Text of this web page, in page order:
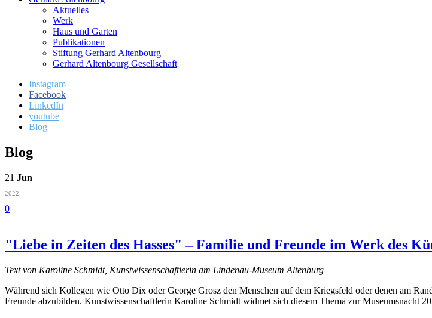
Aktuelles
Werk
Haus und Garten
Publikationen
Stiftung Gerhard Altenbourg
Gerhard Altenbourg Gesellschaft
Instagram
Facebook
LinkedIn
youtube
Blog
Blog
21 Jun
2022
0
"Liebe in Zeiten des Hasses" – Familie und Freunde im Werk des
Text von Karoline Schmidt, Kunstwissenschaftlerin am Lindenau-Museum Altenburg
Während sich Kollegen wie Otto Dix oder George Grosz den Menschen auf dem Kriegsfeld oder denen am
Freunde abzubilden. Kunstwissenschaftlerin Karoline Schmidt widmet sich diesem Thema zur Museumsnacht